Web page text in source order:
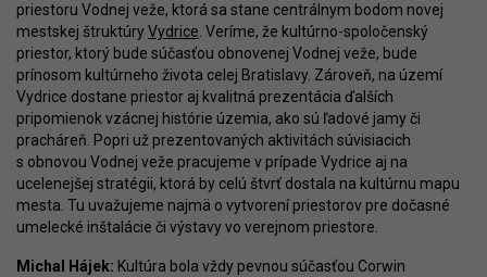
priestoru Vodnej veže, ktorá sa stane centrálnym bodom novej
mestskej štruktúryVydrice . Veríme, že kultúrno-spoločenský
priestor, ktorý bude súčasťou obnovenej Vodnej veže, bude
prínosom kultúrneho života celej Bratislavy. Zároveň, na území
Vydrice dostane priestor aj kvalitná prezentácia ďalších
pripomienok vzácnej histórie územia, ako sú ľadové jamy či
pracháreň. Popri už prezentovaných aktivitách súvisiacich
s obnovou Vodnej veže pracujeme v prípade Vydrice aj na
ucelenejšej stratégii, ktorá by celú štvrť dostala na kultúrnu mapu
mesta. Tu uvažujeme najmä o vytvorení priestorov pre dočasné
umelecké inštalácie či výstavy vo verejnom priestore.
Michal Hájek: Kultúra bola vždy pevnou súčasťou Corwin